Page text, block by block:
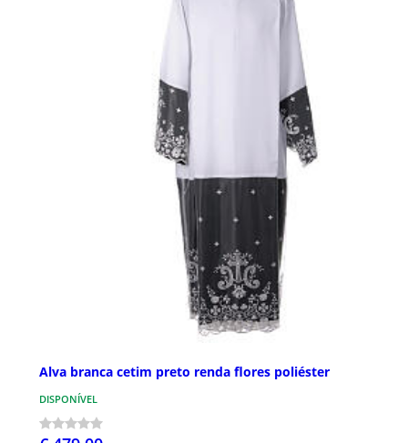
Alva branca cetim preto renda flores poliéster
DISPONÍVEL